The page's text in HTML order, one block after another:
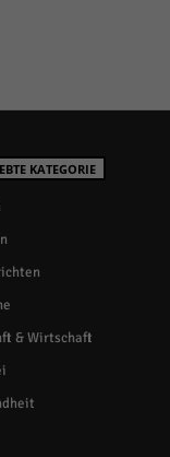
KATEGORIE
& Wirtschaft